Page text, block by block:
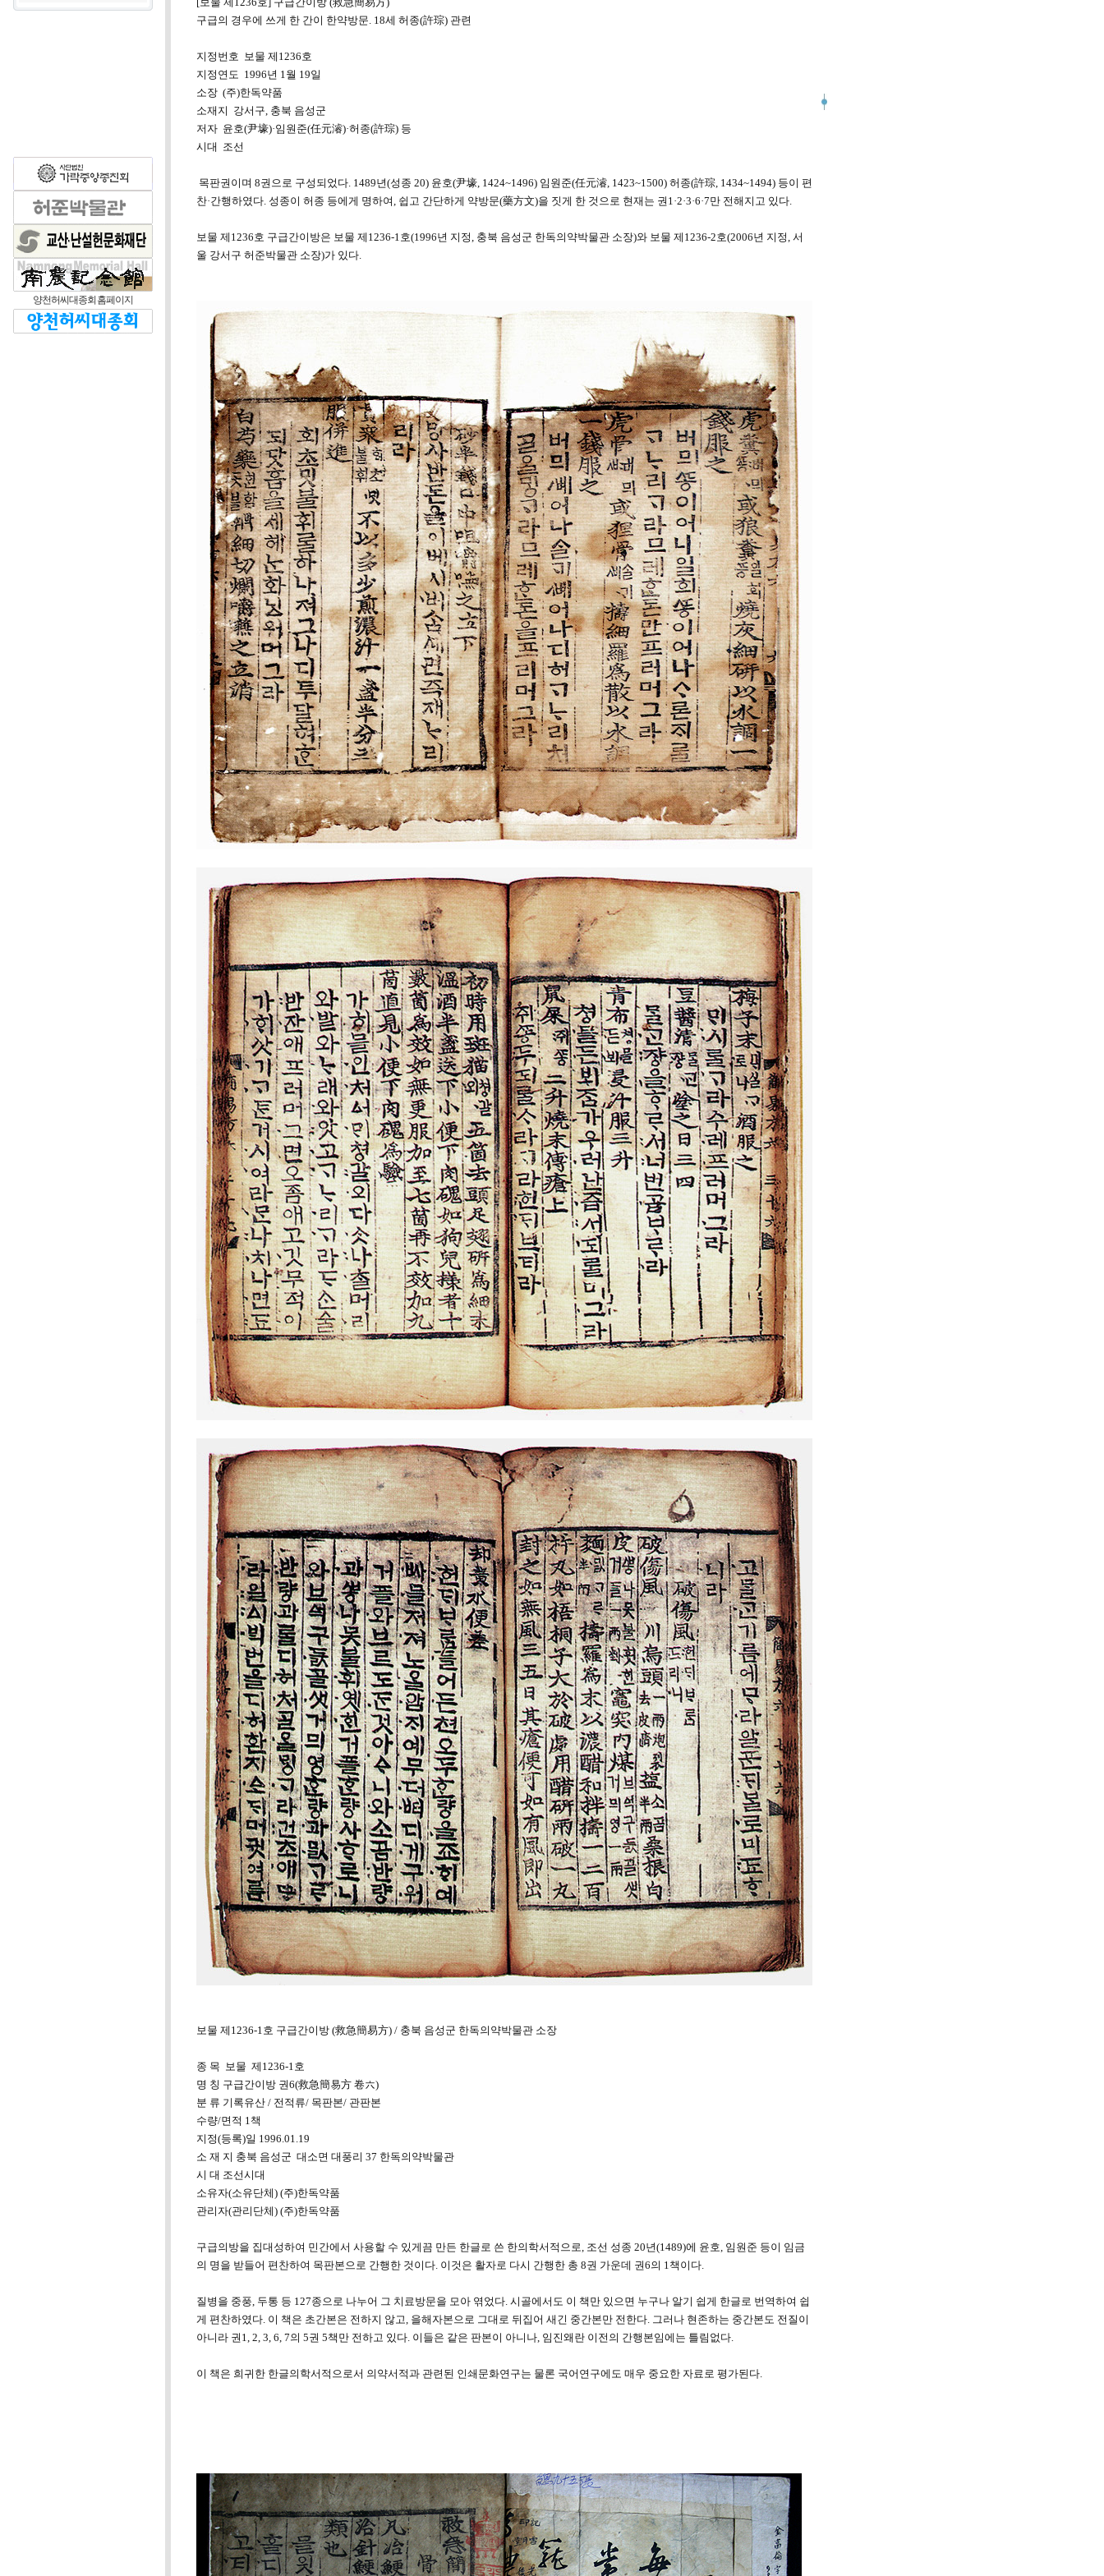
양천허씨대종회 홈페이지
구급의 경우에 쓰게 한 간이 한약방문. 18세 허종(許琮) 관련
지정번호 보물 제1236호
지정연도 1996년 1월 19일
소장 (주)한독약품
소재지 강서구, 충북 음성군
저자 윤호(尹壕)·임원준(任元濬)·허종(許琮) 등
시대 조선
목판권이며 8권으로 구성되었다. 1489년(성종 20) 윤호(尹壕, 1424~1496) 임원준(任元濬, 1423~1500) 허종(許琮, 1434~1494) 등이 편
찬·간행하였다. 성종이 허종 등에게 명하여, 쉽고 간단하게 약방문(藥方文)을 짓게 한 것으로 현재는 권1·2·3·6·7만 전해지고 있다.
보물 제1236호 구급간이방은 보물 제1236-1호(1996년 지정, 충북 음성군 한독의약박물관 소장)와 보물 제1236-2호(2006년 지정, 서
울 강서구 허준박물관 소장)가 있다.
보물 제1236-1호 구급간이방 (救急簡易方) / 충북 음성군 한독의약박물관 소장
종 목 보물 제1236-1호
명 칭 구급간이방 권6(救急簡易方 卷六)
분 류 기록유산 / 전적류/ 목판본/ 관판본
수량/면적 1책
지정(등록)일 1996.01.19
소 재 지 충북 음성군 대소면 대풍리 37 한독의약박물관
시 대 조선시대
소유자(소유단체) (주)한독약품
관리자(관리단체) (주)한독약품
구급의방을 집대성하여 민간에서 사용할 수 있게끔 만든 한글로 쓴 한의학서적으로, 조선 성종 20년(1489)에 윤호, 임원준 등이 임금
의 명을 받들어 편찬하여 목판본으로 간행한 것이다. 이것은 활자로 다시 간행한 총 8권 가운데 권6의 1책이다.
질병을 중풍, 두통 등 127종으로 나누어 그 치료방문을 모아 엮었다. 시골에서도 이 책만 있으면 누구나 알기 쉽게 한글로 번역하여 쉽
게 편찬하였다. 이 책은 초간본은 전하지 않고, 을해자본으로 그대로 뒤집어 새긴 중간본만 전한다. 그러나 현존하는 중간본도 전질이
아니라 권1, 2, 3, 6, 7의 5권 5책만 전하고 있다. 이들은 같은 판본이 아니나, 임진왜란 이전의 간행본임에는 틀림없다.
이 책은 희귀한 한글의학서적으로서 의약서적과 관련된 인쇄문화연구는 물론 국어연구에도 매우 중요한 자료로 평가된다.